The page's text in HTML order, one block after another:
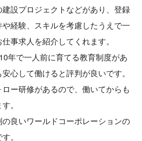
設プロジェクトなどがあり、登録
経験、スキルを考慮したうえで一
事求人を紹介してくれます。
年で一人前に育てる教育制度があ
心して働けると評判が良いです。
ー研修があるので、働いてからも
。
良いワールドコーポレーションの
。